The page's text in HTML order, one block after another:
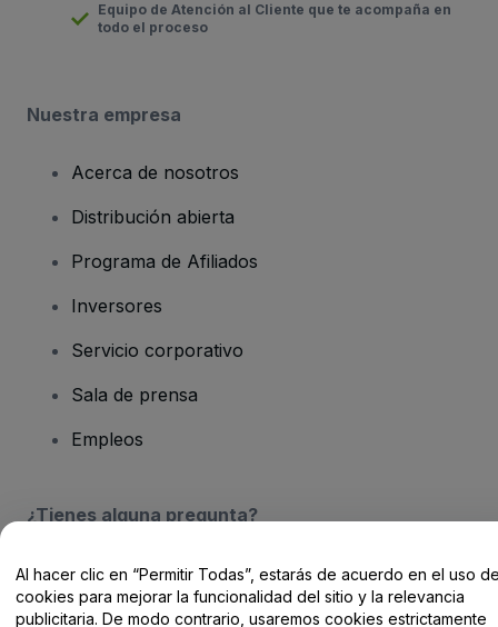
Equipo de Atención al Cliente que te acompaña en
todo el proceso
Nuestra empresa
Acerca de nosotros
Distribución abierta
Programa de Afiliados
Inversores
Servicio corporativo
Sala de prensa
Empleos
¿Tienes alguna pregunta?
Centro de Ayuda / Contacto
Al hacer clic en “Permitir Todas”, estarás de acuerdo en el uso
cookies para mejorar la funcionalidad del sitio y la relevancia
publicitaria. De modo contrario, usaremos cookies estrictamente